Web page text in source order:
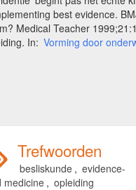
best evidence.
Medical Teacher
In: Vorming door
Trefwoorden
besliskunde , evidence-
medicine , opleiding